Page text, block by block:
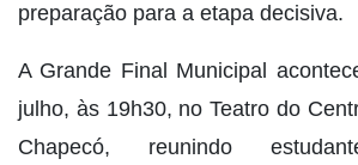
preparação para a etapa decisiva.
A Grande Final Municipal
julho, às 19h30, no Teatro do
Chapecó, reunindo